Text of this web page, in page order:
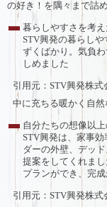
の好き！を隅々まで詰
暮らしやすさを考
STV興発の暮らし
ずくばかり。気負
しめました
引用元：STV興発株式
中に充ちる暖かく自然
自分たちの想像以
STV興発は、家事
ダーの外壁、デッ
提案をしてくれま
プランができ、完
引用元：STV興発株式